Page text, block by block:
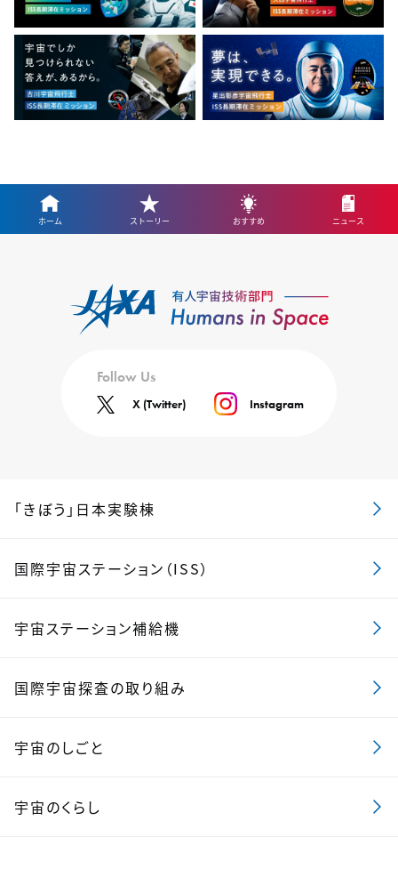
ホーム ストーリー おすすめ ニュース
Follow Us
X (Twitter) Instagram
「きぼう」日本実験棟
国際宇宙ステーション（ISS）
宇宙ステーション補給機
国際宇宙探査の取り組み
宇宙のしごと
宇宙のくらし